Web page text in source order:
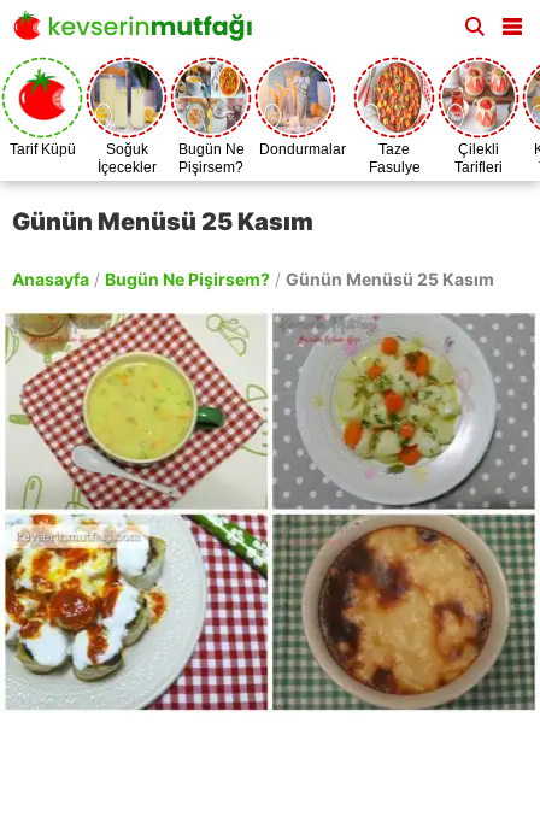
Tarif Küpü
Soğuk
İçecekler
Bugün Ne
Pişirsem?
Dondurmalar
Taze
Fasulye
Zamanı
Çilekli
Tarifleri
Günün Menüsü 25 Kasım
Anasayfa / Bugün Ne Pişirsem? / Günün Menüsü 25 Kasım